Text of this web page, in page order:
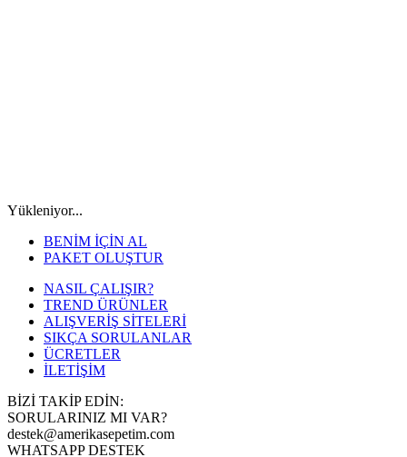
Yükleniyor...
BENİM İÇİN AL
PAKET OLUŞTUR
NASIL ÇALIŞIR?
TREND ÜRÜNLER
ALIŞVERİŞ SİTELERİ
SIKÇA SORULANLAR
ÜCRETLER
İLETİŞİM
BİZİ TAKİP EDİN:
SORULARINIZ MI VAR?
destek@amerikasepetim.com
WHATSAPP DESTEK